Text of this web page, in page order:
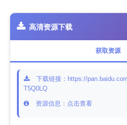
高清资源下载
获取资源
下载链接：https://
T5Q0LQ
资源信息：点击查看